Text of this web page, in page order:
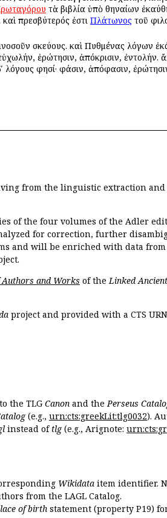
τὰ βιβλία ὑπὸ Ἀθηναίων
πρεσβύτερός ἐστι Πλάτωνος τοῦ
σκεύους. καὶ Πυθμένας λόγων
ἐρώτησιν, ἀπόκρισιν, ἐντολήν.
λόγους φησί· φάσιν, ἀπόφασιν,
from the linguistic extraction
of the four volumes of the Adler
for correction, further
and will be enriched with data
Authors and Works of theLinked
project and provided with a CTS
the TLG Canon and the Perseus
(e.g., urn:cts:greekLit:tlg0032).
instead of tlg(e.g., Arignote:
Wikidata item identifier.
from the LAGL Catalog.
of birth statement (property P19)